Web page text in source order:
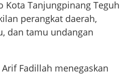
Kota Tanjungpinang Teguh
perangkat daerah,
dan tamu undangan
Fadillah menegaskan